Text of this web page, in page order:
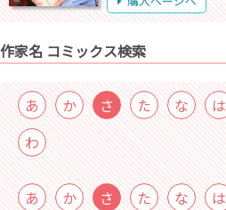
作家名 コミックス検索
あ か さ た な は
わ
あ か さ た な は